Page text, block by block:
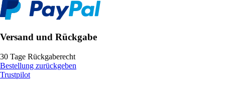
Versand und Rückgabe
30 Tage Rückgaberecht
Bestellung zurückgeben
Trustpilot